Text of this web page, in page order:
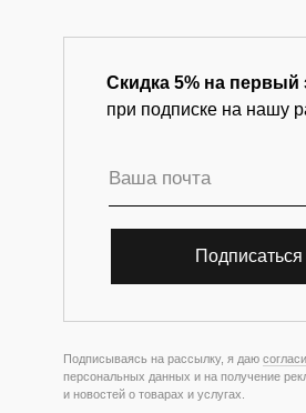
Скидка 5% на первый
при подписке на нашу
Подписываясь на рассылку, я даю
персональных данных и на получение
и новостей о товарах и услугах.
Подписаться